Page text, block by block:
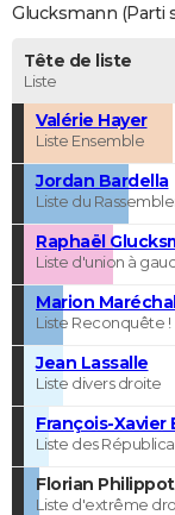
Glucksmann (Parti
Tête de liste
Liste
Valérie Hayer
Liste Ensemble
Jordan Bardella
Liste du
Raphaël
Liste d'union à
Marion
Liste Reconquête !
Jean Lassalle
Liste divers droite
François-Xavier
Liste des
Florian Philippot
Liste d'extrême